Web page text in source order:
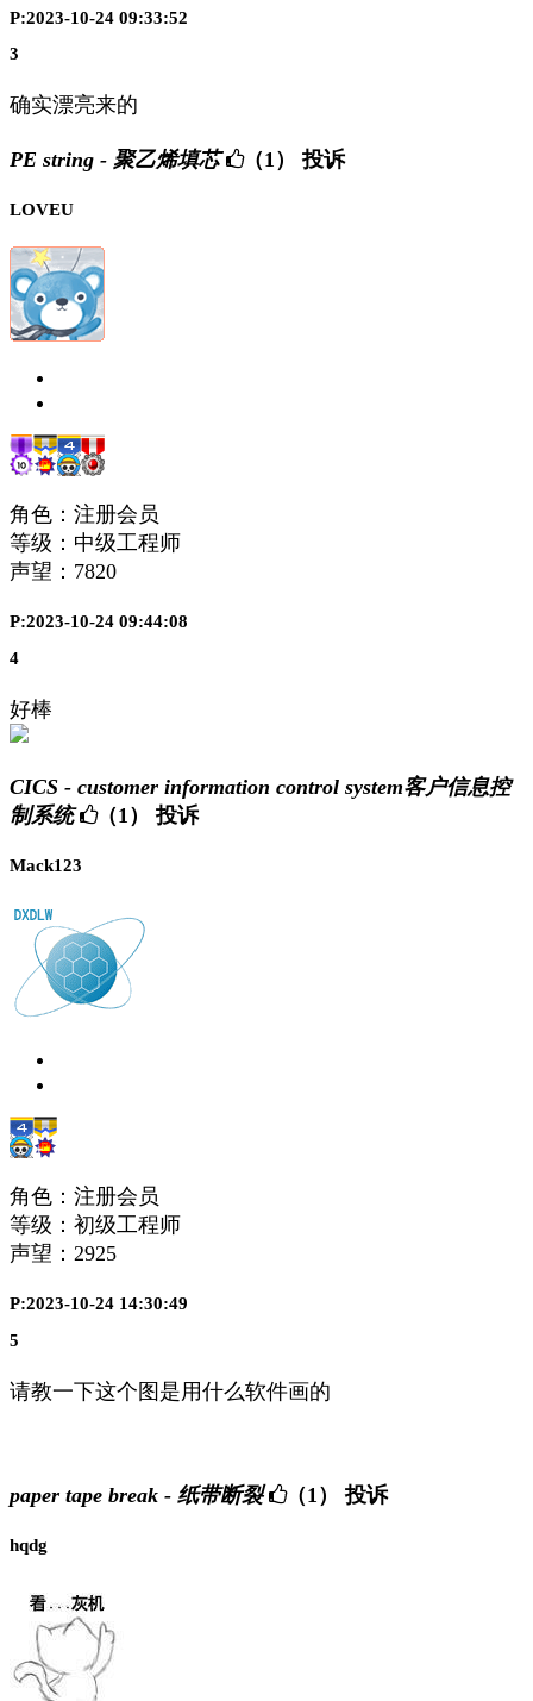
P:2023-10-24 09:33:52
3
确实漂亮来的
PE string - 聚乙烯填芯 （1） 投诉
LOVEU
角色：注册会员
等级：中级工程师
声望： 7820
P:2023-10-24 09:44:08
4
好棒
CICS - customer information control system客户信息控
制系统
（1） 投诉
Mack123
角色：注册会员
等级：初级工程师
声望： 2925
P:2023-10-24 14:30:49
5
请教一下这个图是用什么软件画的
paper tape break - 纸带断裂 （1） 投诉
hqdg